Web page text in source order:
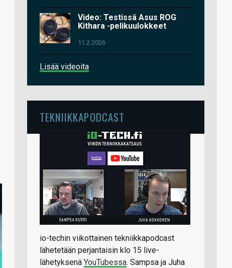
Video: Testissä Asus ROG
Kithara -pelikuulokkeet
11.2.2026
Lisää videoita
TEKNIIKKAPODCAST
io-techin viikottainen tekniikkapodcast
lähetetään perjantaisin klo 15 live-
lähetyksenä YouTubessa. Sampsa ja Juha